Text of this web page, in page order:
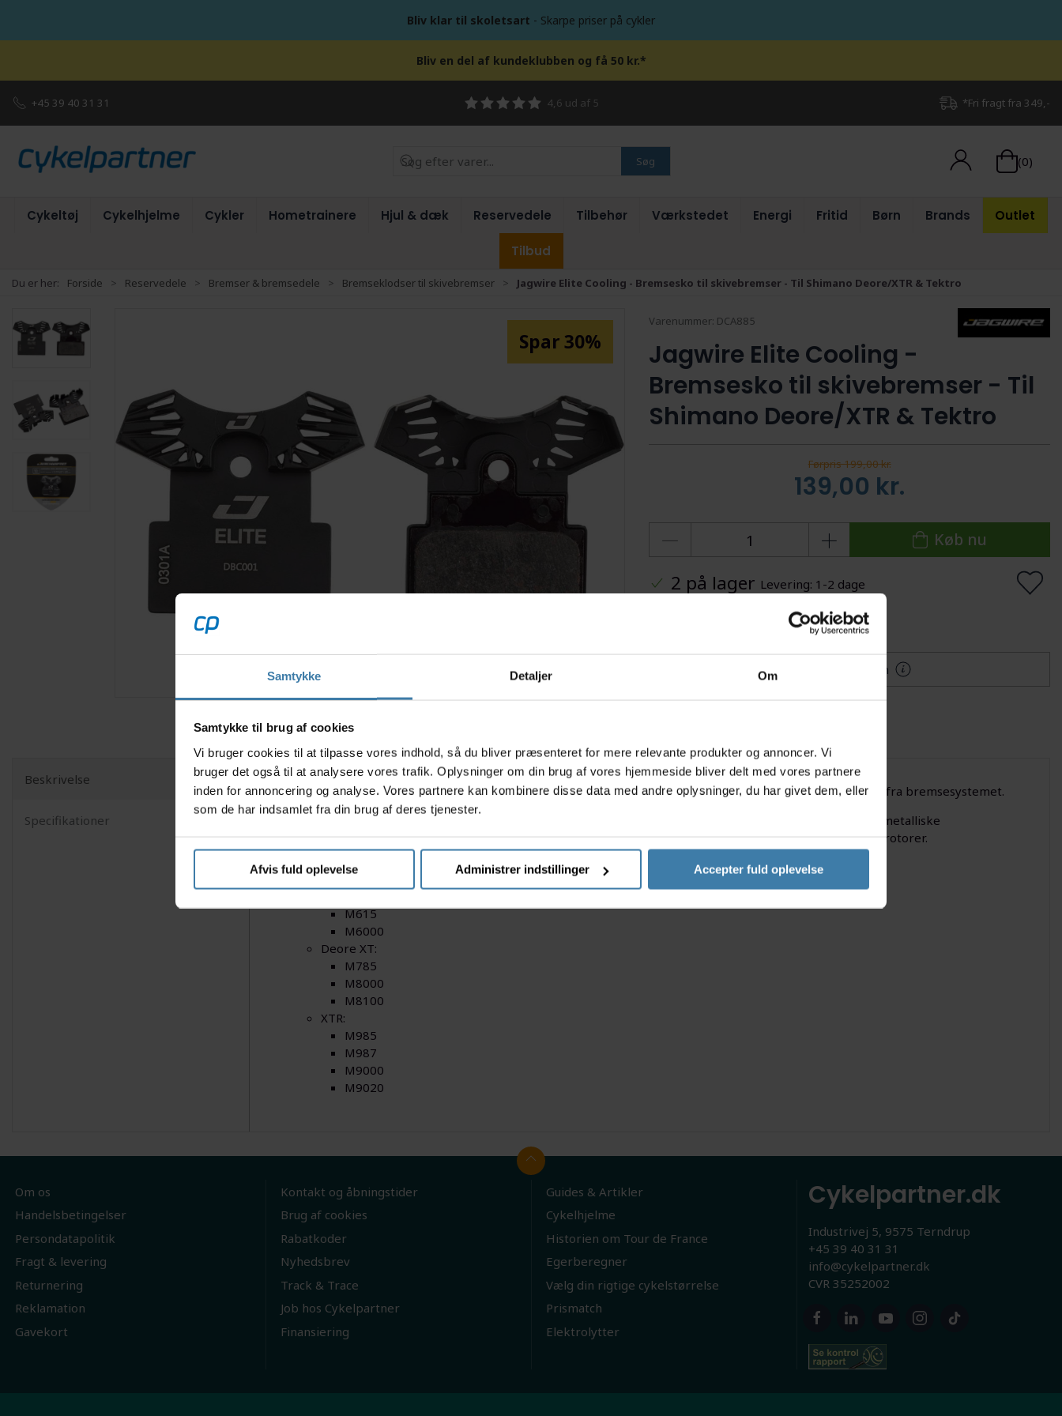
Samtykke Detaljer Om
Samtykke til brug af cookies
Vi bruger cookies til at tilpasse vores indhold, så du bliver præsenteret for mere relevante produkter og annoncer. Vi
bruger det også til at analysere vores trafik. Oplysninger om din brug af vores hjemmeside bliver delt med vores partnere
inden for annoncering og analyse. Vores partnere kan kombinere disse data med andre oplysninger, du har givet dem, eller
som de har indsamlet fra din brug af deres tjenester.
Afvis fuld oplevelse Administrer indstillinger Accepter fuld oplevelse
Bliv klar til skoletsart - Skarpe priser på cykler
Bliv en del af kundeklubben og få 50 kr.*
+45 39 40 31 31 4,6 ud af 5 *Fri fragt fra 349,-
Søg (0)
Cykeltøj Cykelhjelme Cykler Hometrainere Hjul & dæk Reservedele Tilbehør Værkstedet Energi Fritid Børn Brands Outlet
Tilbud
Du er her: Forside Reservedele Bremser & bremsedele Bremseklodser til skivebremser Jagwire Elite Cooling - Bremsesko til skivebremser - Til Shimano Deore/XTR & Tektro
Spar 30%
Varenummer: DCA885
Jagwire Elite Cooling -
Bremsesko til skivebremser - Til
Shimano Deore/XTR & Tektro
Førpris 199,00 kr.
139,00 kr.
Køb nu
2 på lager Levering: 1-2 dage
Tilføj til Ønskeskyen
Mere information
Beskrivelse
Specifikationer
Disse Jagwire Elite Cooling bremseklodser har indbyggede kølefinner i aluminium, som spreder varmen fra bremsesystemet.
Det foregår helt praktisk ved, at en grafisk termisk overførselsplade trækker varmen væk fra den halvmetalliske
sammensætning og rotoren, og ind i kølefinnerne. Dette minimerer risikoen for bremsesvigt og skæve rotorer.
Kompatibel med:
M615
M6000
Deore XT:
M785
M8000
M8100
XTR:
M985
M987
M9000
M9020
Om os
Handelsbetingelser
Persondatapolitik
Fragt & levering
Returnering
Reklamation
Gavekort
Kontakt og åbningstider
Brug af cookies
Rabatkoder
Nyhedsbrev
Track & Trace
Job hos Cykelpartner
Finansiering
Guides & Artikler
Cykelhjelme
Historien om Tour de France
Egerberegner
Vælg din rigtige cykelstørrelse
Prismatch
Elektrolytter
Cykelpartner.dk
Industrivej 5, 9575 Terndrup
+45 39 40 31 31
info@cykelpartner.dk
CVR 35252002